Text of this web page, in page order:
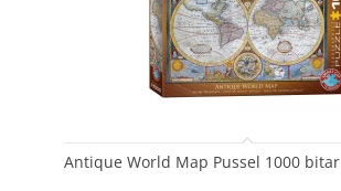
Antique World Map Pussel 1000 bitar